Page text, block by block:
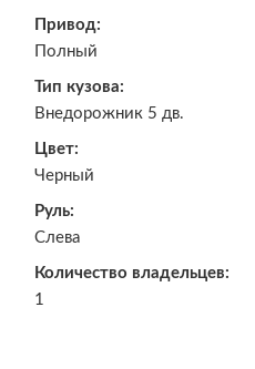
Привод:
Полный
Тип кузова:
Внедорожник 5 дв.
Цвет:
Черный
Руль:
Слева
Количество владельцев:
1